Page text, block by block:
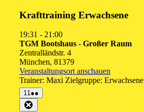
Krafttraining Erwachsene
19:31 - 21:00
TGM Bootshaus - Großer Raum
Zentralländstr. 4
München, 81379
Veranstaltungsort anschauen
Trainer: Maxi Zielgruppe: Erwachsene
11 11.
August
2026
●●
Veranstaltungen)